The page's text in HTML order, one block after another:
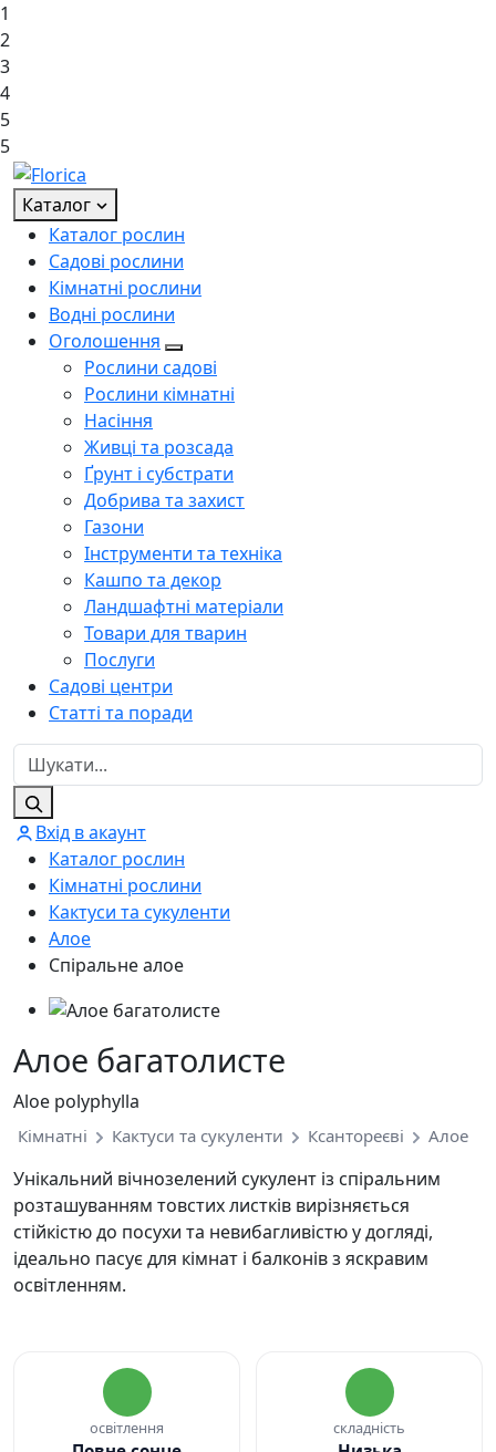
1
2
3
4
5
5
Каталог
Каталог рослин
Садові рослини
Кімнатні рослини
Водні рослини
Оголошення
Рослини садові
Рослини кімнатні
Насіння
Живці та розсада
Ґрунт і субстрати
Добрива та захист
Газони
Інструменти та техніка
Кашпо та декор
Ландшафтні матеріали
Товари для тварин
Послуги
Садові центри
Статті та поради
Вхід в акаунт
Каталог рослин
Кімнатні рослини
Кактуси та сукуленти
Алое
Спіральне алое
Алое багатолисте
Aloe polyphylla
Кімнатні Кактуси та сукуленти Ксантореєві Алое
Унікальний вічнозелений сукулент із спіральним
розташуванням товстих листків вирізняється
стійкістю до посухи та невибагливістю у догляді,
ідеально пасує для кімнат і балконів з яскравим
освітленням.
освітлення складність